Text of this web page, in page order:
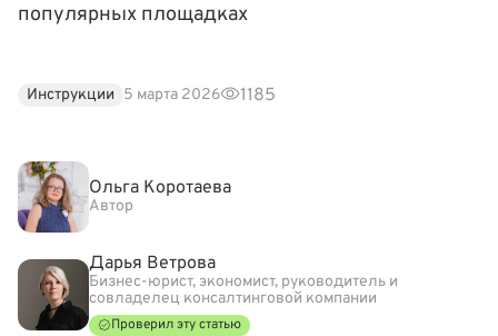
популярных площадках
Инструкции 5 марта 2026 1185
Ольга Коротаева
Автор
Дарья Ветрова
Бизнес-юрист, экономист, руководитель и
совладелец консалтинговой компании
Проверил эту статью